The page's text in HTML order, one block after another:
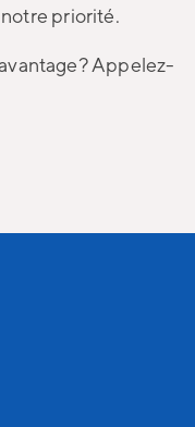
priorité.
Appelez-